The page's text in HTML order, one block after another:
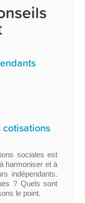
sociales est
harmoniser et à
indépendants.
? Quels sont
le point.